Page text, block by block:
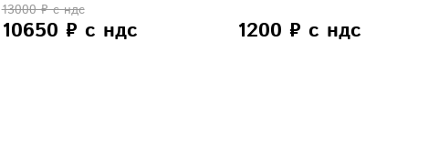
13000 ₽ с ндс
10650 ₽ с ндс 1200 ₽ с ндс